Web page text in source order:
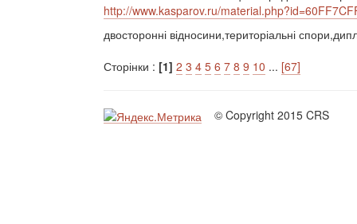
http://www.kasparov.ru/
двосторонні відносини,територіальні
Сторінки : [1] 2 3 4 5 6 7 8 9 10 ... [67]
© Copyright 2015 CRS